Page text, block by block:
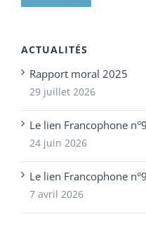
ACTUALITÉS
Rapport moral 2025
29 juillet 2026
Le lien Francophone
24 juin 2026
Le lien Francophone
7 avril 2026